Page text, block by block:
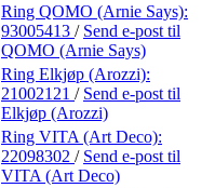
Ring QOMO (Arnie Says):
93005413 / Send e-post til
QOMO (Arnie Says)
Ring Elkjøp (Arozzi):
21002121 / Send e-post til
Elkjøp (Arozzi)
Ring VITA (Art Deco):
22098302 / Send e-post til
VITA (Art Deco)